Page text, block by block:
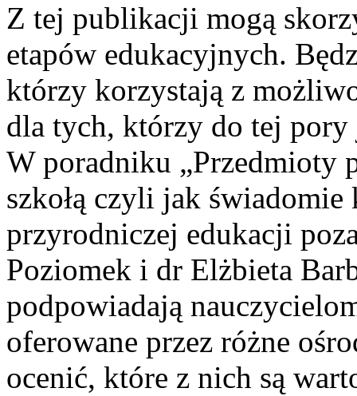
Z tej publikacji mogą
etapów edukacyjnych.
którzy korzystają z
dla tych, którzy do tej
W poradniku „Przedmioty
szkołą czyli jak
przyrodniczej edukacji
Poziomek i dr Elżbieta
podpowiadają
oferowane przez różne
ocenić, które z nich są